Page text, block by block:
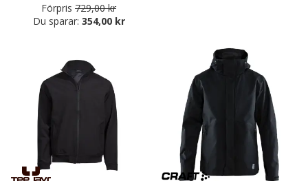
Förpris 729,00 kr
Du sparar: 354,00 kr